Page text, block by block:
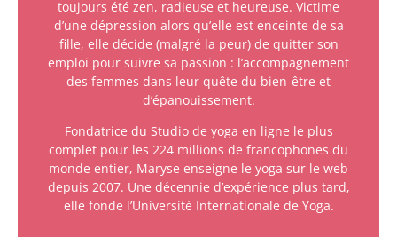
toujours été zen, radieuse et heureuse. Victime
d’une dépression alors qu’elle est enceinte de sa
fille, elle décide (malgré la peur) de quitter son
emploi pour suivre sa passion : l’accompagnement
des femmes dans leur quête du bien-être et
d’épanouissement.
Fondatrice du Studio de yoga en ligne le plus
complet pour les 224 millions de francophones du
monde entier, Maryse enseigne le yoga sur le web
depuis 2007. Une décennie d’expérience plus tard,
elle fonde l’Université Internationale de Yoga.